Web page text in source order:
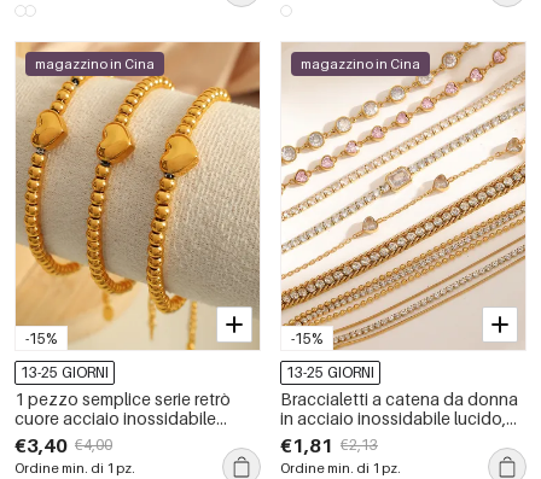
-15%
magazzino in Cina
13-25 GIORNI
1 pezzo semplice serie retrò
cuore acciaio inossidabile
placcato oro donne braccialetti
di perline
€3,40 €4,00
Ordine min. di 1 pz.
-15%
magazzino in Cina
13-25 GIORNI
Braccialetti a catena da donna
in acciaio inossidabile lucido,
impermeabili, color oro con
strass
€1,81 €2,13
Ordine min. di 1 pz.